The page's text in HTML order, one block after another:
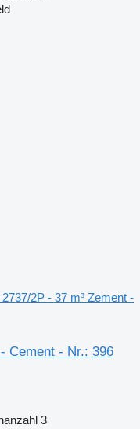
2P - 37 m³ Zement -
Cement - Nr.: 396
3